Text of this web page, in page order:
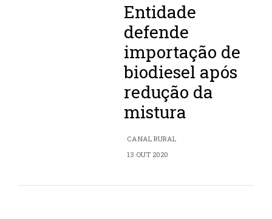
Entidade
defende
importação de
biodiesel após
redução da
mistura
CANAL RURAL
13 OUT 2020